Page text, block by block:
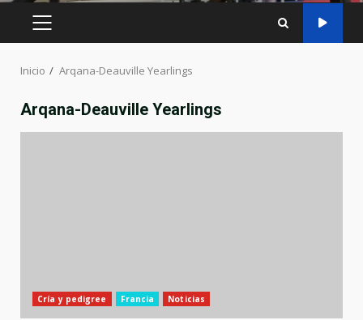
MENÚ
Inicio Arqana-Deauville Yearlings
Arqana-Deauville Yearlings
Cría y pedigree Francia Noticias